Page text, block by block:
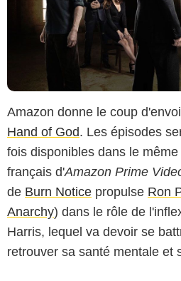
Amazon donne le coup
Hand of God. Les épisodes
fois disponibles dans le
français d'Amazon Prime
de Burn Notice propulse Ron
Anarchy) dans le rôle de
Harris, lequel va devoir se
retrouver sa santé mentale et